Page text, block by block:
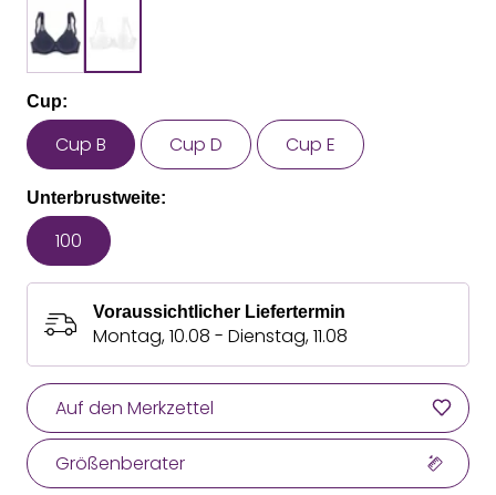
Cup:
Cup B Cup D Cup E
Unterbrustweite:
100
Voraussichtlicher Liefertermin
Montag, 10.08 - Dienstag, 11.08
Auf den Merkzettel
Größenberater